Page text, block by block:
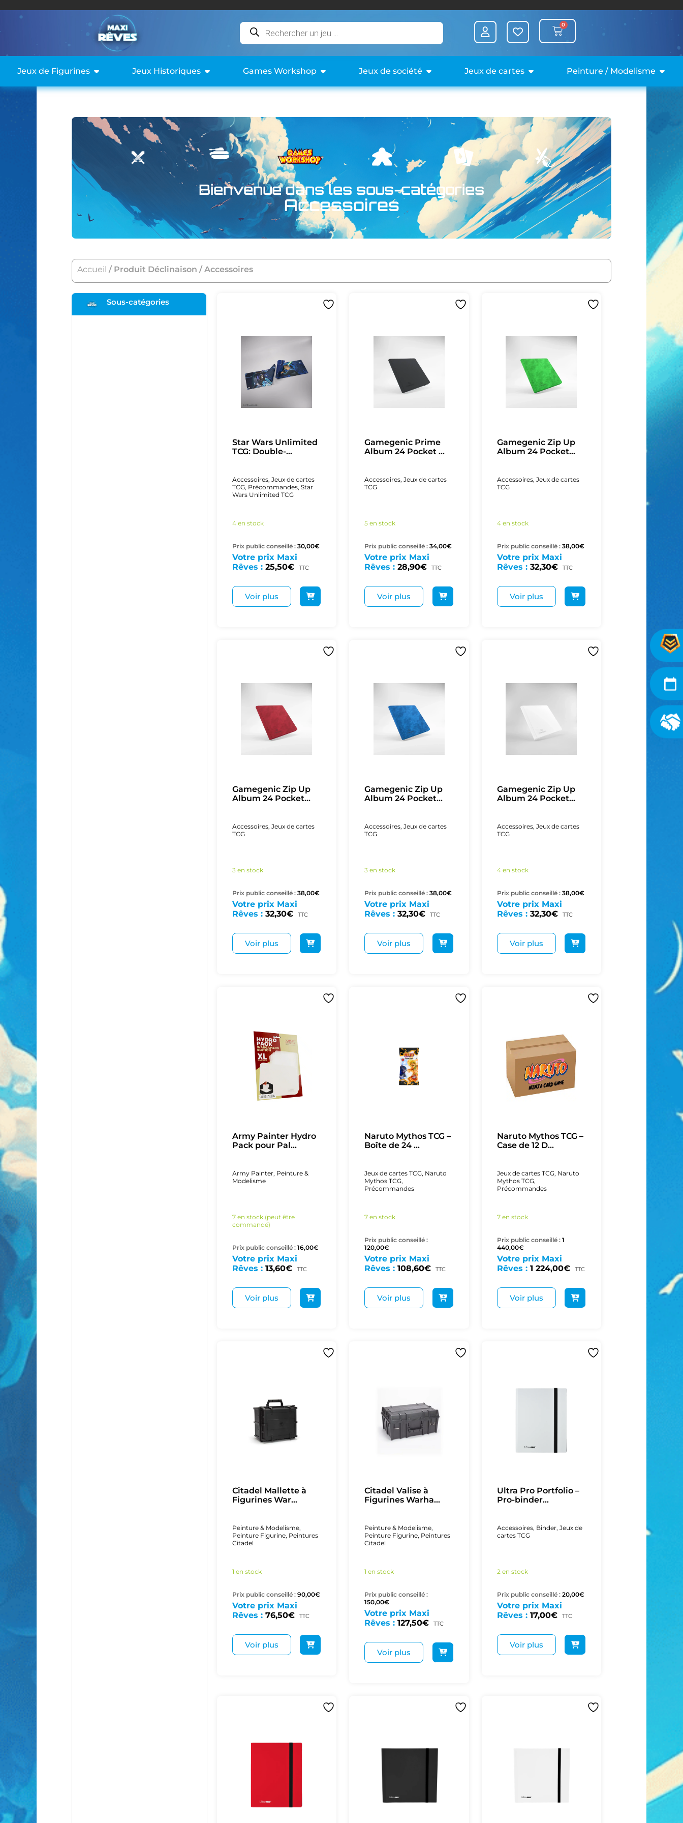
0
Jeux de Figurines Jeux Historiques Games Workshop Jeux de société Jeux de cartes Peinture / Modelisme
Bienvenue dans les sous-catégories
Accessoires
Accueil / Produit Déclinaison / Accessoires
Sous-catégories
Star Wars Unlimited
TCG: Double-...
Accessoires, Jeux de cartes
TCG, Précommandes, Star
Wars Unlimited TCG
4 en stock
Prix public conseillé : 30,00€
Votre prix Maxi
Rêves : 25,50€ TTC
Voir plus
Gamegenic Prime
Album 24 Pocket ...
Accessoires, Jeux de cartes
TCG
5 en stock
Prix public conseillé : 34,00€
Votre prix Maxi
Rêves : 28,90€ TTC
Voir plus
Gamegenic Zip Up
Album 24 Pocket...
Accessoires, Jeux de cartes
TCG
4 en stock
Prix public conseillé : 38,00€
Votre prix Maxi
Rêves : 32,30€ TTC
Voir plus
Gamegenic Zip Up
Album 24 Pocket...
Accessoires, Jeux de cartes
TCG
3 en stock
Prix public conseillé : 38,00€
Votre prix Maxi
Rêves : 32,30€ TTC
Voir plus
Gamegenic Zip Up
Album 24 Pocket...
Accessoires, Jeux de cartes
TCG
3 en stock
Prix public conseillé : 38,00€
Votre prix Maxi
Rêves : 32,30€ TTC
Voir plus
Gamegenic Zip Up
Album 24 Pocket...
Accessoires, Jeux de cartes
TCG
4 en stock
Prix public conseillé : 38,00€
Votre prix Maxi
Rêves : 32,30€ TTC
Voir plus
Army Painter Hydro
Pack pour Pal...
Army Painter, Peinture &
Modelisme
7 en stock (peut être
commandé)
Prix public conseillé : 16,00€
Votre prix Maxi
Rêves : 13,60€ TTC
Voir plus
Naruto Mythos TCG –
Boîte de 24 ...
Jeux de cartes TCG, Naruto
Mythos TCG,
Précommandes
7 en stock
Prix public conseillé :
120,00€
Votre prix Maxi
Rêves : 108,60€ TTC
Voir plus
Naruto Mythos TCG –
Case de 12 D...
Jeux de cartes TCG, Naruto
Mythos TCG,
Précommandes
7 en stock
Prix public conseillé : 1
440,00€
Votre prix Maxi
Rêves : 1 224,00€ TTC
Voir plus
Citadel Mallette à
Figurines War...
Peinture & Modelisme,
Peinture Figurine, Peintures
Citadel
1 en stock
Prix public conseillé : 90,00€
Votre prix Maxi
Rêves : 76,50€ TTC
Voir plus
Citadel Valise à
Figurines Warha...
Peinture & Modelisme,
Peinture Figurine, Peintures
Citadel
1 en stock
Prix public conseillé :
150,00€
Votre prix Maxi
Rêves : 127,50€ TTC
Voir plus
Ultra Pro Portfolio –
Pro-binder...
Accessoires, Binder, Jeux de
cartes TCG
2 en stock
Prix public conseillé : 20,00€
Votre prix Maxi
Rêves : 17,00€ TTC
Voir plus